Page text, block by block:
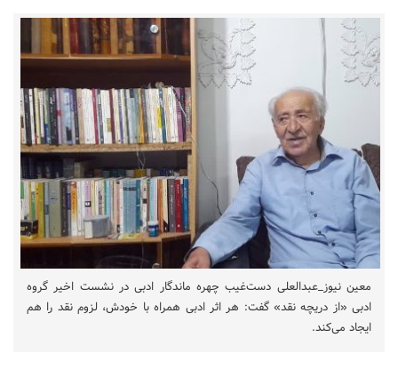
معین نیوز_عبدالعلی دست‌غیب چهره ماندگار ادبی در نشست اخیر گروه
ادبی «از دریچه نقد» گفت: هر اثر ادبی همراه با خودش، لزوم نقد را هم
ایجاد می‌کند.